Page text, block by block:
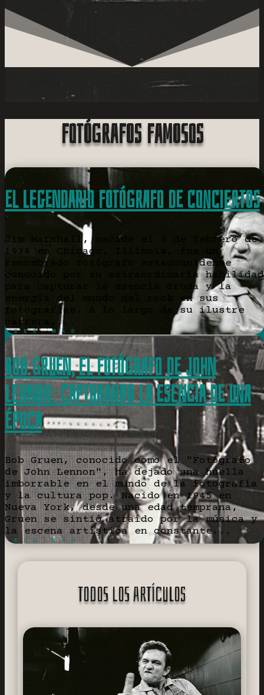
Fotógrafos famosos
El Legendario Fotógrafo de Conciertos
Jim Marshall, nacido el 3 de febrero de
1936 en Chicago, Illinois, fue un
renombrado fotógrafo estadounidense
conocido por su extraordinaria habilidad
para capturar la esencia cruda y la
energía del mundo del rock en sus
fotografías. A lo largo de su ilustre
carrera,...
LEER MÁS
Bob Gruen, el Fotógrafo de John
Lennon: Capturando la Esencia de una
Época
Bob Gruen, conocido como el "Fotógrafo
de John Lennon", ha dejado una huella
imborrable en el mundo de la fotografía
y la cultura pop. Nacido en 1945 en
Nueva York, desde una edad temprana,
Gruen se sintió atraído por la música y
la escena artística en constante...
LEER MÁS
TODOS LOS ARTÍCULOS